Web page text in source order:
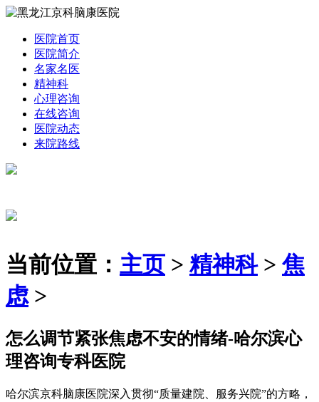
医院首页
医院简介
名家名医
精神科
心理咨询
在线咨询
医院动态
来院路线
当前位置： 主页 > 精神科> 焦
虑>
怎么调节紧张焦虑不安的情绪-哈尔滨心
理咨询专科医院
哈尔滨京科脑康医院深入贯彻“质量建院、服务兴院”的方略，